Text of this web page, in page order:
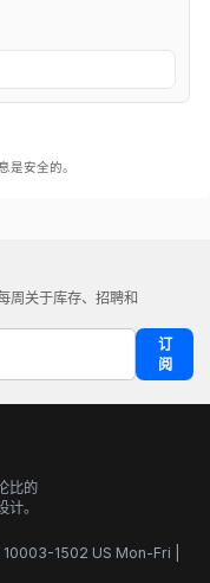
是安全的。
周关于库存、招聘和
订
阅
比的
。
1502 US Mon-Fri |